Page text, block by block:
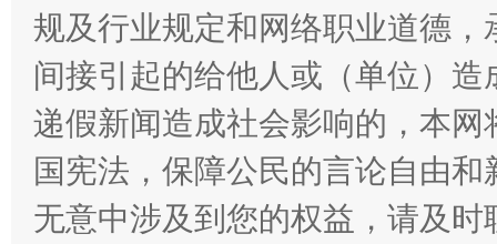
千年窑火 生生不息
规及行业规定和网络职业道德
间接引起的给他人或（单位）
递假新闻造成社会影响的，本
国宪法，保障公民的言论自由
无意中涉及到您的权益，请及